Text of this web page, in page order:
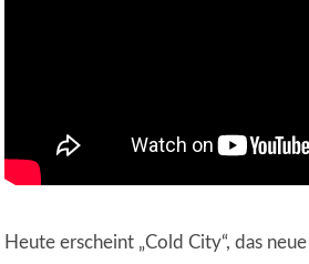
Heute erscheint „Cold City“, das